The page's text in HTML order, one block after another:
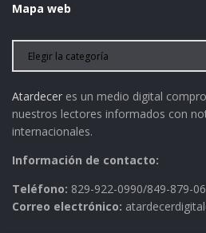
Mapa web
Atardecer es un medio digital
nuestros lectores informados con
internacionales.
Información de contacto:
Teléfono: 829-922-0990/849-879-
Correo electrónico: